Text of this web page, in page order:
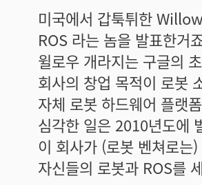
미국에서 갑툭튀한
ROS 라는 놈을 발표한거
윌로우 개라지는 구글의
회사의 창업 목적이 로봇
자체 로봇 하드웨어 플랫
심각한 일은 2010년도에
이 회사가 (로봇 벤쳐로는
자신들의 로봇과 ROS를